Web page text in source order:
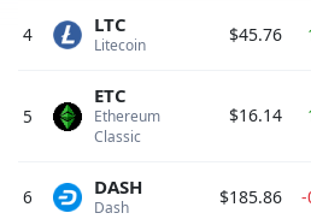
4 Litecoin
LTC $45.76
5
Ethereum
Classic
ETC
$16.14
6 Dash
DASH $185.86 -